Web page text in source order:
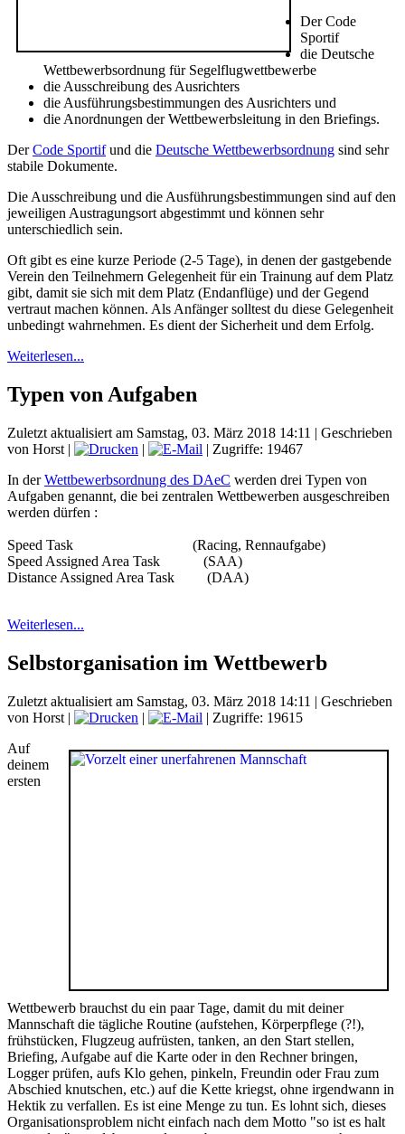
Der Code
Sportif
die Deutsche
Wettbewerbsordnung für Segelflugwettbewerbe
die Ausschreibung des Ausrichters
die Ausführungsbestimmungen des Ausrichters und
die Anordnungen der Wettbewerbsleitung in den Briefings.
DerCode Sportifund die Deutsche Wettbewerbsordnung sind sehr
stabile Dokumente.
Die Ausschreibung und die Ausführungsbestimmungen sind auf den
jeweiligen Austragungsort abgestimmt und können sehr
unterschiedlich sein.
Oft gibt es eine kurze Periode (2-5 Tage), in denen der gastgebende
Verein den Teilnehmern Gelegenheit für ein Trainung auf dem Platz
gibt, damit sie sich mit dem Platz (Endanflüge) und der Gegend
vertraut machen können. Als Anfänger solltest du diese Gelegenheit
unbedingt wahrnehmen. Es dient der Sicherheit und dem Erfolg.
Weiterlesen...
Typen von Aufgaben
Zuletzt aktualisiert am Samstag, 03. März 2018 14:11 | Geschrieben
von Horst | |
| Zugriffe: 19467
In derWettbewerbsordnung des DAeC werden drei Typen von
Aufgaben genannt, die bei zentralen Wettbewerben ausgeschreiben
werden dürfen :
Speed Task (Racing, Rennaufgabe)
Speed Assigned Area Task (SAA)
Distance Assigned Area Task (DAA)
Weiterlesen...
Selbstorganisation im Wettbewerb
Zuletzt aktualisiert am Samstag, 03. März 2018 14:11 | Geschrieben
von Horst | |
| Zugriffe: 19615
Auf
deinem
ersten
Wettbewerb brauchst du ein paar Tage, damit du mit deiner
Mannschaft die tägliche Routine (aufstehen, Körperpflege (?!),
frühstücken, Flugzeug aufrüsten, tanken, an den Start stellen,
Briefing, Aufgabe auf die Karte oder in den Rechner bringen,
Logger prüfen, aufs Klo gehen, pinkeln, Freundin oder Frau zum
Abschied knutschen, etc.) auf die Kette kriegst, ohne irgendwann in
Hektik zu verfallen. Es ist eine Menge zu tun. Es lohnt sich, dieses
Organisationsproblem nicht einfach nach dem Motto "so ist es halt